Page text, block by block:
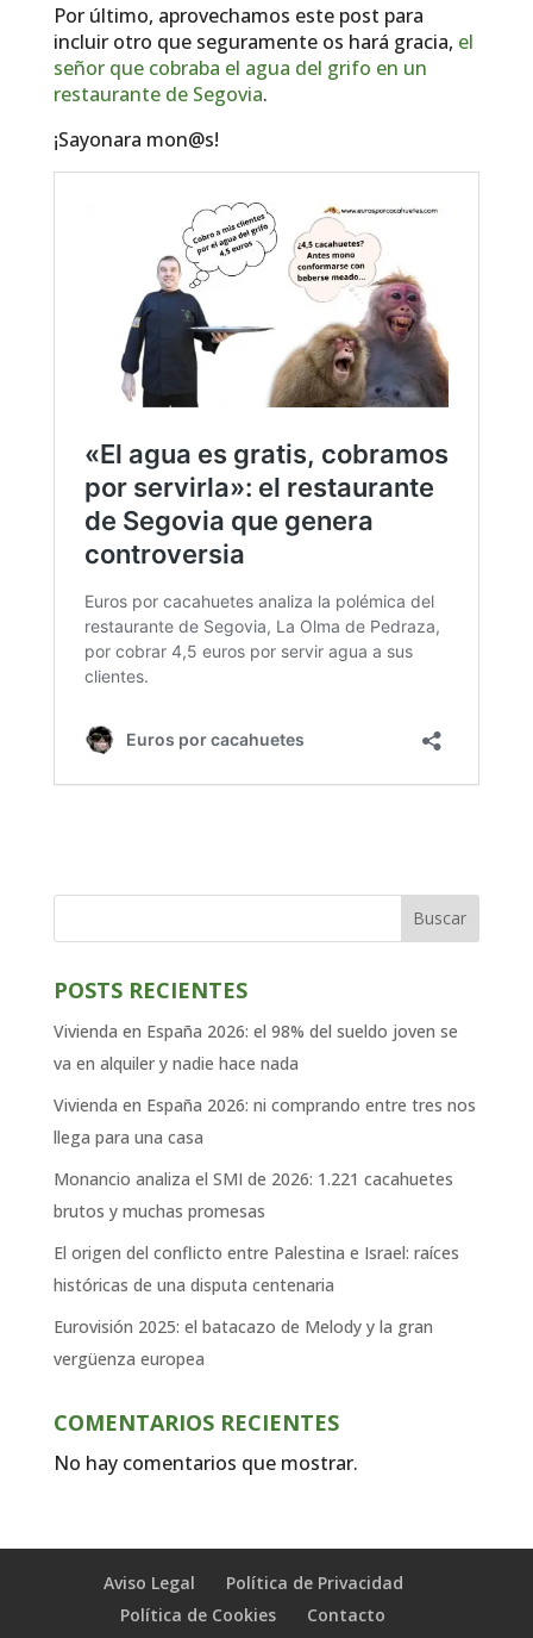
Por último, aprovechamos este post para
incluir otro que seguramente os hará gracia, el
señor que cobraba el agua del grifo en un
restaurante de Segovia.
¡Sayonara mon@s!
Buscar
POSTS RECIENTES
Vivienda en España 2026: el 98% del sueldo joven se
va en alquiler y nadie hace nada
Vivienda en España 2026: ni comprando entre tres nos
llega para una casa
Monancio analiza el SMI de 2026: 1.221 cacahuetes
brutos y muchas promesas
El origen del conflicto entre Palestina e Israel: raíces
históricas de una disputa centenaria
Eurovisión 2025: el batacazo de Melody y la gran
vergüenza europea
COMENTARIOS RECIENTES
No hay comentarios que mostrar.
Aviso Legal
Política de Privacidad
Política de Cookies
Contacto